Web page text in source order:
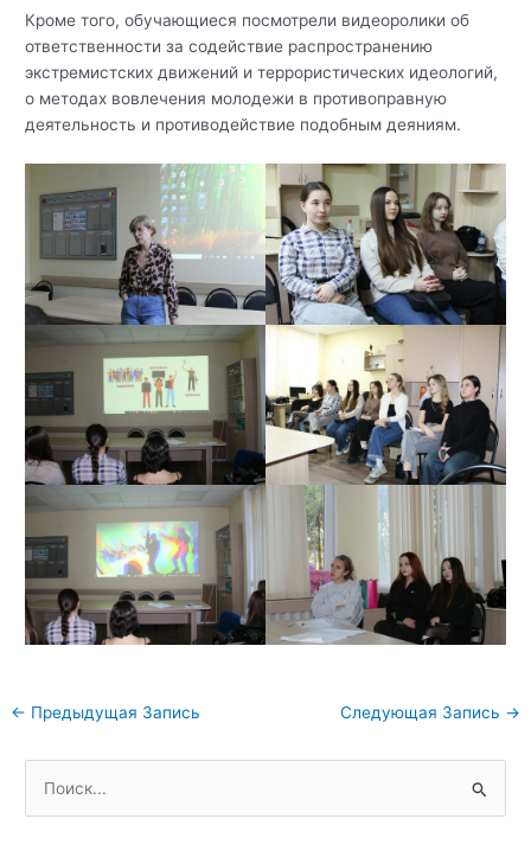
Кроме того, обучающиеся посмотрели видеоролики об
ответственности за содействие распространению
экстремистских движений и террористических идеологий,
о методах вовлечения молодежи в противоправную
деятельность и противодействие подобным деяниям.
Навигация
записям
← Предыдущая Запись Следующая Запись →